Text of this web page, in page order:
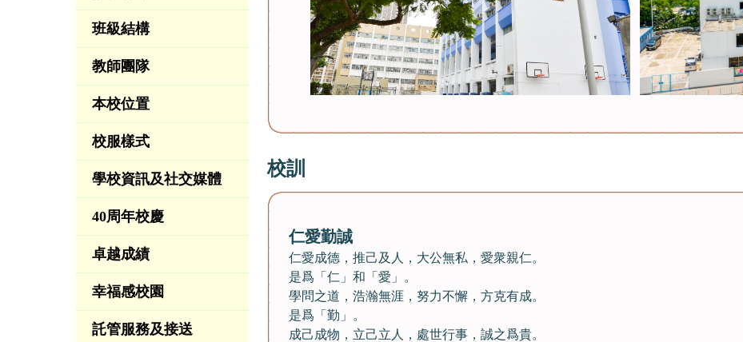
班級結構
教師團隊
本校位置
校服樣式
學校資訊及社交媒體
40周年校慶
卓越成績
幸福感校園
託管服務及接送
校訓
仁愛勤誠
仁愛成德，推己及人，大公無私，愛衆親仁。
是爲「仁」和「愛」。
學問之道，浩瀚無涯，努力不懈，方克有成。
是爲「勤」。
成己成物，立己立人，處世行事，誠之爲貴。